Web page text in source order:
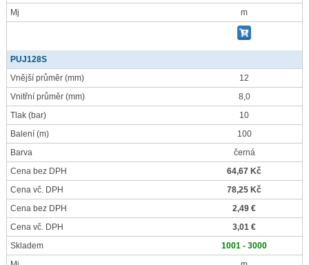
Mj
m
PUJ128S
Vnější průměr (mm)
12
Vnitřní průměr (mm)
8,0
Tlak (bar)
10
Balení (m)
100
Barva
černá
Cena bez DPH
64,67 Kč
Cena vč. DPH
78,25 Kč
Cena bez DPH
2,49 €
Cena vč. DPH
3,01 €
Skladem
1001 - 3000